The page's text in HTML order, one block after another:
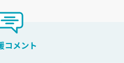
コメント